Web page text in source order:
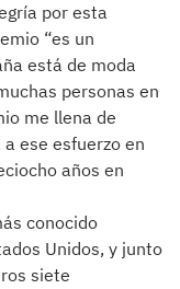
por esta
“es un
está de moda
personas en
me llena de
ese esfuerzo en
años en
conocido
Unidos, y junto
siete